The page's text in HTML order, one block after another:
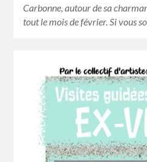
Carbonne, autour de sa
tout le mois de février. Si vous